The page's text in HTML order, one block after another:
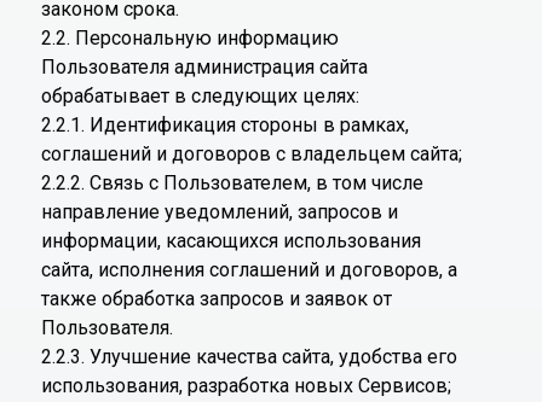
законом срока.
2.2. Персональную информацию
Пользователя администрация сайта
обрабатывает в следующих целях:
2.2.1. Идентификация стороны в рамках,
соглашений и договоров с владельцем сайта;
2.2.2. Связь с Пользователем, в том числе
направление уведомлений, запросов и
информации, касающихся использования
сайта, исполнения соглашений и договоров, а
также обработка запросов и заявок от
Пользователя.
2.2.3. Улучшение качества сайта, удобства его
использования, разработка новых Сервисов;